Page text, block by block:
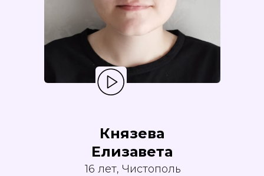
Князева
Елизавета
16 лет, Чистополь